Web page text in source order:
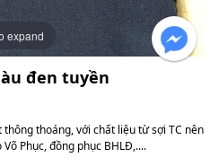
expand
đen tuyền
thoáng, với chất liệu từ sợi TC nên
Phục, đồng phục BHLĐ,....